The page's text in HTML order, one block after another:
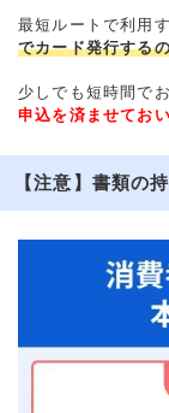
最短ルートで利用す
でカード発行する
少しでも短時間で
申込を済ませてお
【注意】書類の